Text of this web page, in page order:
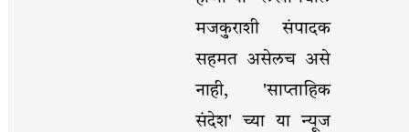
मजकुराशी संपादक
सहमत असेलच असे
नाही, 'साप्ताहिक
संदेश' च्या या न्यूज